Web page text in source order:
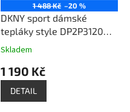
1 488 Kč –20 %
DKNY sport dámské
tepláky style DP2P3120
růžové
Skladem
1 190 Kč
DETAIL